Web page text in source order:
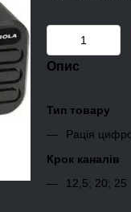
Опис
Тип товару
Рація
Крок каналів
12,5; 20; 25